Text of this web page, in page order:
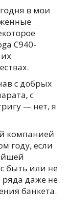
в мои
C940-
с добрых
с
— нет, я
компанией
году, если
быть или не
ряда даже не
банкета.